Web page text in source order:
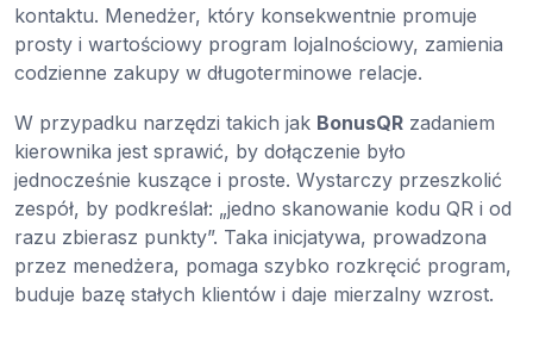
kontaktu. Menedżer, który konsekwentnie promuje
prosty i wartościowy program lojalnościowy, zamienia
codzienne zakupy w długoterminowe relacje.
W przypadku narzędzi takich jak BonusQR zadaniem
kierownika jest sprawić, by dołączenie było
jednocześnie kuszące i proste. Wystarczy przeszkolić
zespół, by podkreślał: „jedno skanowanie kodu QR i od
razu zbierasz punkty”. Taka inicjatywa, prowadzona
przez menedżera, pomaga szybko rozkręcić program,
buduje bazę stałych klientów i daje mierzalny wzrost.